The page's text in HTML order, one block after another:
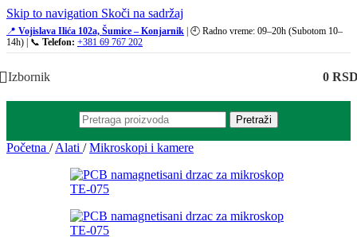
Skip to navigation Skoči na sadržaj
📍 Vojislava Ilića 102a, Šumice – Konjarnik | 🕘 Radno vreme: 09–20h (Subotom 10–
14h) | 📞 Telefon: +381 69 767 202
Izbornik 0
Pretraži
Početna / Alati / Mikroskopi i kamere